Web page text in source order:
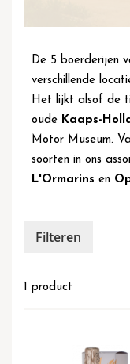
De 5 boerderijen
verschillende
Het lijkt alsof de
oude Kaaps-
Motor Museum.
soorten in ons
L'Ormarins en
1 product
Filteren